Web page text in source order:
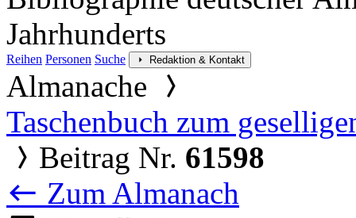
Jahrhunderts
Reihen Personen Suche Redaktion & Kontakt
Almanache
Taschenbuch zum
Beitrag Nr. 61598
Zum Almanach